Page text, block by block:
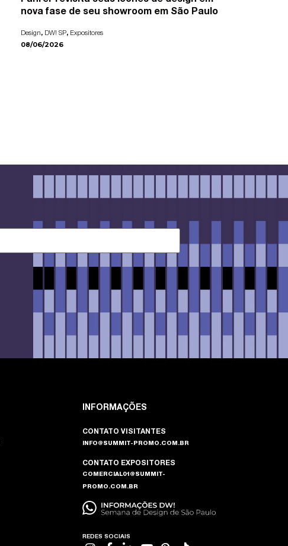
nova fase de seu showroom em São Paulo
Design, DW! SP, Expositores
08/06/2026
INFORMAÇÕES
CONTATO VISITANTES
INFO@SUMMIT-PROMO.COM.BR
CONTATO EXPOSITORES
COMERCIAL01@SUMMIT-
PROMO.COM.BR
REDES SOCIAIS